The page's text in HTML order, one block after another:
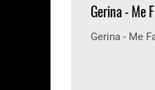
Gerina - Me
Gerina - Me